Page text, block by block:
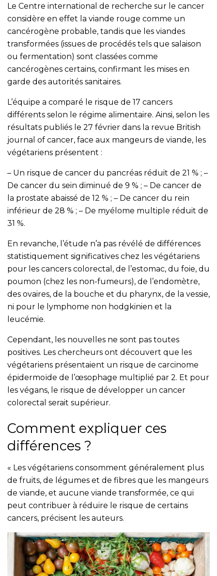
Le Centre international de recherche sur le cancer
considère en effet la viande rouge comme un
cancérogène probable, tandis que les viandes
transformées (issues de procédés tels que salaison
ou fermentation) sont classées comme
cancérogènes certains, confirmant les mises en
garde des autorités sanitaires.
L’équipe a comparé le risque de 17 cancers
différents selon le régime alimentaire. Ainsi, selon les
résultats publiés le 27 février dans la revue British
journal of cancer, face aux mangeurs de viande, les
végétariens présentent :
– Un risque de cancer du pancréas réduit de 21 % ; –
De cancer du sein diminué de 9 % ; – De cancer de
la prostate abaissé de 12 % ; – De cancer du rein
inférieur de 28 % ; – De myélome multiple réduit de
31 %.
En revanche, l’étude n’a pas révélé de différences
statistiquement significatives chez les végétariens
pour les cancers colorectal, de l’estomac, du foie, du
poumon (chez les non-fumeurs), de l’endomètre,
des ovaires, de la bouche et du pharynx, de la vessie,
ni pour le lymphome non hodgkinien et la
leucémie.
Cependant, les nouvelles ne sont pas toutes
positives. Les chercheurs ont découvert que les
végétariens présentaient un risque de carcinome
épidermoïde de l’œsophage multiplié par 2. Et pour
les végans, le risque de développer un cancer
colorectal serait supérieur.
Comment expliquer ces
différences ?
« Les végétariens consomment généralement plus
de fruits, de légumes et de fibres que les mangeurs
de viande, et aucune viande transformée, ce qui
peut contribuer à réduire le risque de certains
cancers, précisent les auteurs.